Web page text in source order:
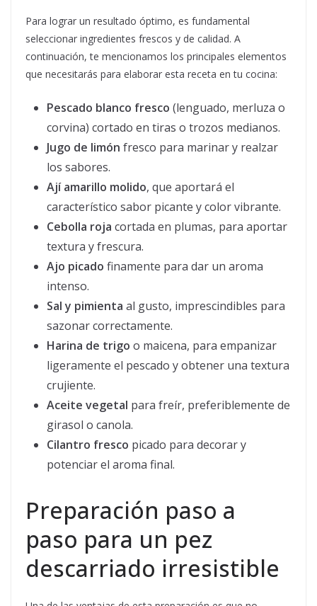
Para lograr un resultado óptimo, es fundamental
seleccionar ingredientes frescos y de calidad. A
continuación, te mencionamos los principales elementos
que necesitarás para elaborar esta receta en tu cocina:
Pescado blanco fresco (lenguado, merluza o
corvina) cortado en tiras o trozos medianos.
Jugo de limón fresco para marinar y realzar
los sabores.
Ají amarillo molido, que aportará el
característico sabor picante y color vibrante.
Cebolla roja cortada en plumas, para aportar
textura y frescura.
Ajo picado finamente para dar un aroma
intenso.
Sal y pimienta al gusto, imprescindibles para
sazonar correctamente.
Harina de trigo o maicena, para empanizar
ligeramente el pescado y obtener una textura
crujiente.
Aceite vegetal para freír, preferiblemente de
girasol o canola.
Cilantro fresco picado para decorar y
potenciar el aroma final.
Preparación paso a
paso para un pez
descarriado irresistible